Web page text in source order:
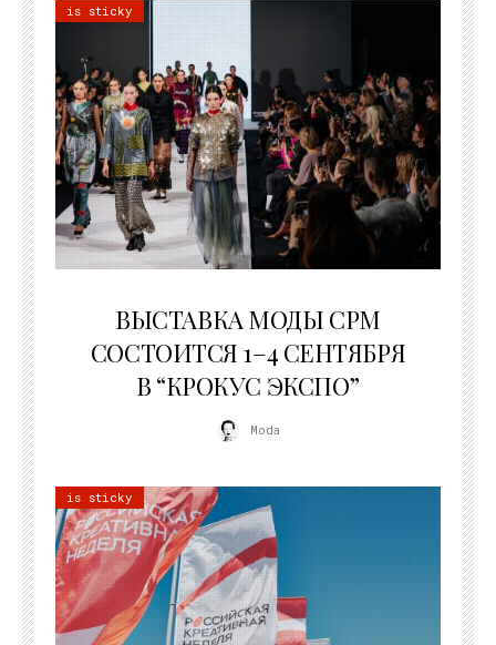
is sticky
ВЫСТАВКА МОДЫ CPM
СОСТОИТСЯ 1–4 СЕНТЯБРЯ
В “КРОКУС ЭКСПО”
Moda
is sticky